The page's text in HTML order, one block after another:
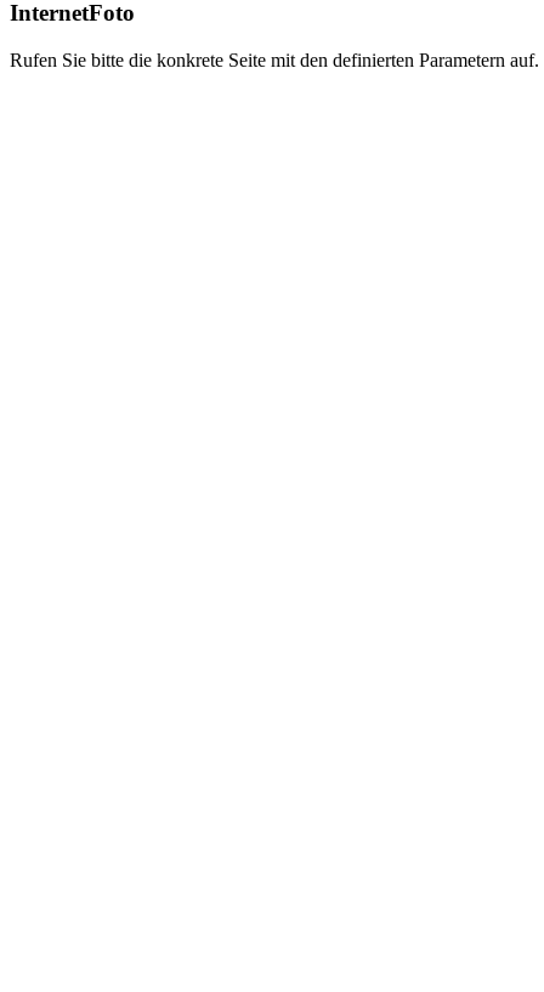
InternetFoto
Rufen Sie bitte die konkrete Seite mit den definierten Parametern auf.